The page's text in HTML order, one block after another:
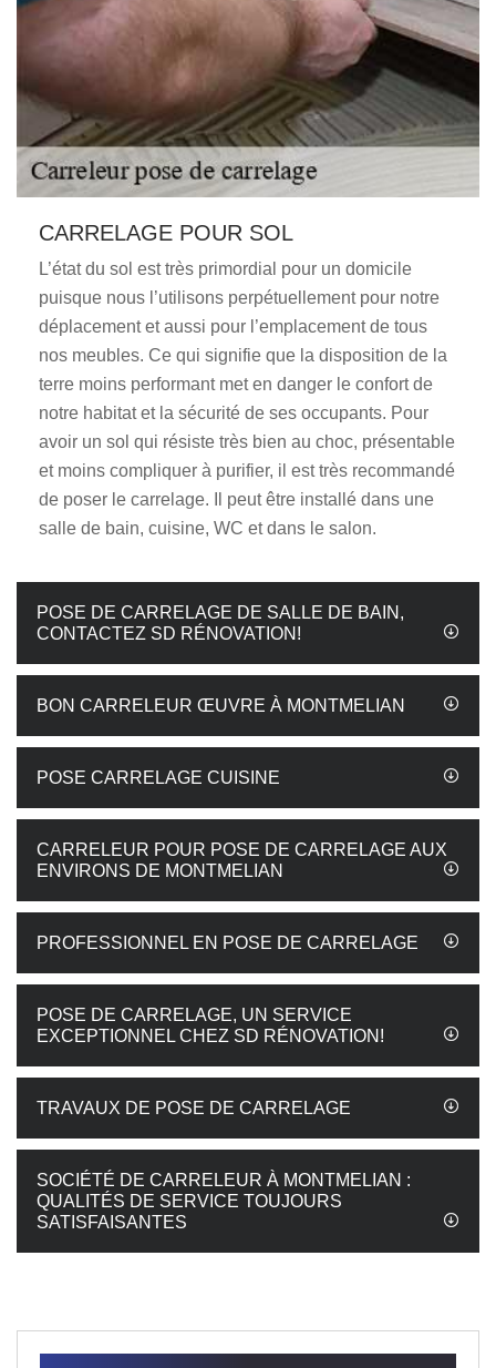
CARRELAGE POUR SOL
L’état du sol est très primordial pour un domicile
puisque nous l’utilisons perpétuellement pour notre
déplacement et aussi pour l’emplacement de tous
nos meubles. Ce qui signifie que la disposition de la
terre moins performant met en danger le confort de
notre habitat et la sécurité de ses occupants. Pour
avoir un sol qui résiste très bien au choc, présentable
et moins compliquer à purifier, il est très recommandé
de poser le carrelage. Il peut être installé dans une
salle de bain, cuisine, WC et dans le salon.
POSE DE CARRELAGE DE SALLE DE BAIN,
CONTACTEZ SD RÉNOVATION!
BON CARRELEUR ŒUVRE À MONTMELIAN
POSE CARRELAGE CUISINE
CARRELEUR POUR POSE DE CARRELAGE AUX
ENVIRONS DE MONTMELIAN
PROFESSIONNEL EN POSE DE CARRELAGE
POSE DE CARRELAGE, UN SERVICE
EXCEPTIONNEL CHEZ SD RÉNOVATION!
TRAVAUX DE POSE DE CARRELAGE
SOCIÉTÉ DE CARRELEUR À MONTMELIAN :
QUALITÉS DE SERVICE TOUJOURS
SATISFAISANTES